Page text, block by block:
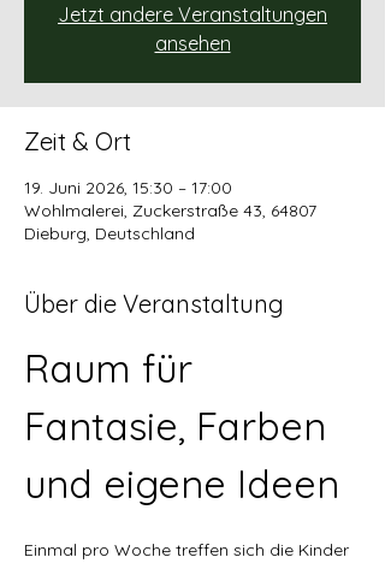
Jetzt andere Veranstaltungen
ansehen
Zeit & Ort
19. Juni 2026, 15:30 – 17:00
Wohlmalerei, Zuckerstraße 43, 64807
Dieburg, Deutschland
Über die Veranstaltung
Raum für
Fantasie, Farben
und eigene Ideen
Einmal pro Woche treffen sich die Kinder